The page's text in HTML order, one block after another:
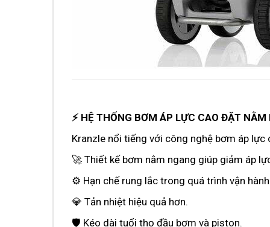
⚡ HỆ THỐNG BƠM ÁP LỰC CAO ĐẶT
Kranzle nổi tiếng với công nghệ bơm áp
🚀 Thiết kế bơm nằm ngang giúp giảm áp
⚙️ Hạn chế rung lắc trong quá trình vận
💎 Tản nhiệt hiệu quả hơn.
🛡️ Kéo dài tuổi thọ đầu bơm và piston.